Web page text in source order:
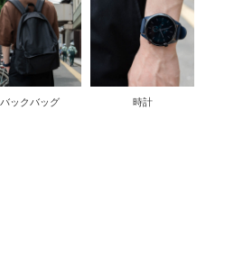
バックバッグ 時計